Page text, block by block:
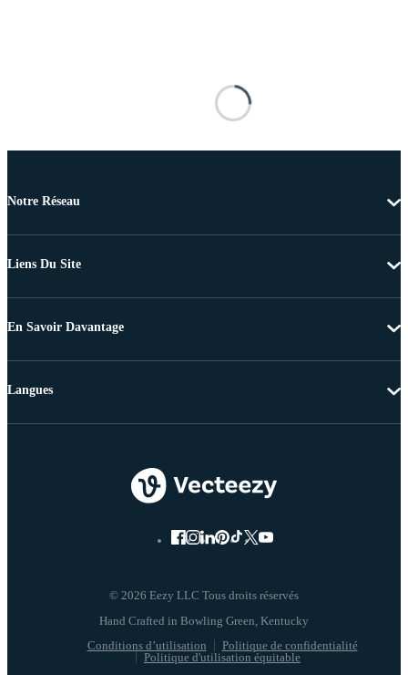
Notre Réseau
Liens Du Site
En Savoir Davantage
© 2026 Eezy LLC Tous droits réservés
Conditions d’utilisation
Politique de confidentialité
Politique d'utilisation équitable
Langues